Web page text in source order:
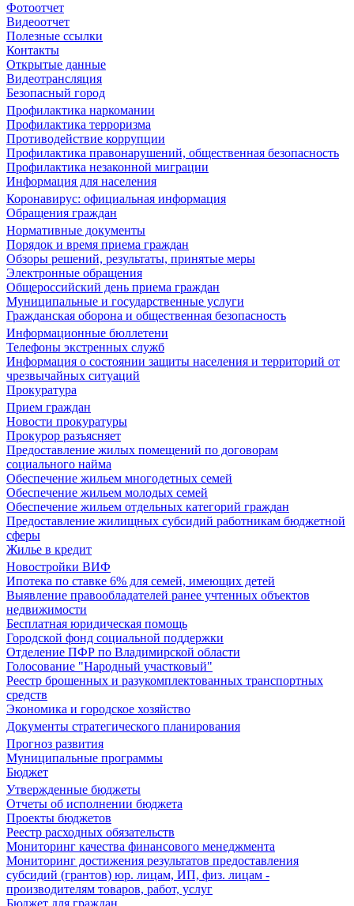
Фотоотчет
Видеоотчет
Полезные ссылки
Контакты
Открытые данные
Видеотрансляция
Безопасный город
Профилактика наркомании
Профилактика терроризма
Противодействие коррупции
Профилактика правонарушений, общественная безопасность
Профилактика незаконной миграции
Информация для населения
Коронавирус: официальная информация
Обращения граждан
Нормативные документы
Порядок и время приема граждан
Обзоры решений, результаты, принятые меры
Электронные обращения
Общероссийский день приема граждан
Муниципальные и государственные услуги
Гражданская оборона и общественная безопасность
Информационные бюллетени
Телефоны экстренных служб
Информация о состоянии защиты населения и территорий от
чрезвычайных ситуаций
Прокуратура
Прием граждан
Новости прокуратуры
Прокурор разъясняет
Предоставление жилых помещений по договорам
социального найма
Обеспечение жильем многодетных семей
Обеспечение жильем молодых семей
Обеспечение жильем отдельных категорий граждан
Предоставление жилищных субсидий работникам бюджетной
сферы
Жилье в кредит
Новостройки ВИФ
Ипотека по ставке 6% для семей, имеющих детей
Выявление правообладателей ранее учтенных объектов
недвижимости
Бесплатная юридическая помощь
Городской фонд социальной поддержки
Отделение ПФР по Владимирской области
Голосование "Народный участковый"
Реестр брошенных и разукомплектованных транспортных
средств
Экономика и городское хозяйство
Документы стратегического планирования
Прогноз развития
Муниципальные программы
Бюджет
Утвержденные бюджеты
Отчеты об исполнении бюджета
Проекты бюджетов
Реестр расходных обязательств
Мониторинг качества финансового менеджмента
Мониторинг достижения результатов предоставления
субсидий (грантов) юр. лицам, ИП, физ. лицам -
производителям товаров, работ, услуг
Бюджет для граждан